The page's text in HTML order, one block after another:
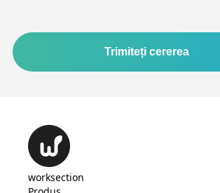
Trimiteți cererea
worksection